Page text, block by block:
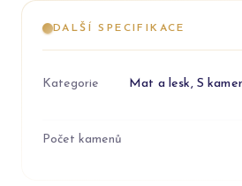
DALŠÍ SPECIFIKACE
Kategorie
Mat a lesk, S
Počet kamenů